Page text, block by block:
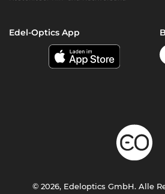
Edel-Optics App
© 2026, Edeloptics GmbH. Alle